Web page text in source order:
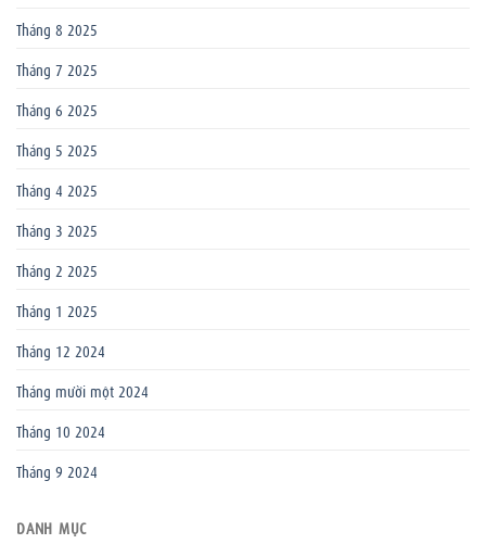
Tháng 8 2025
Tháng 7 2025
Tháng 6 2025
Tháng 5 2025
Tháng 4 2025
Tháng 3 2025
Tháng 2 2025
Tháng 1 2025
Tháng 12 2024
Tháng mười một 2024
Tháng 10 2024
Tháng 9 2024
DANH MỤC